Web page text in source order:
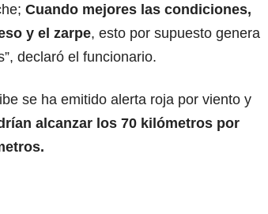
Cuando mejores las condiciones,
y el zarpe, esto por supuesto genera
declaró el funcionario.
se ha emitido alerta roja por viento y
alcanzar los 70 kilómetros por